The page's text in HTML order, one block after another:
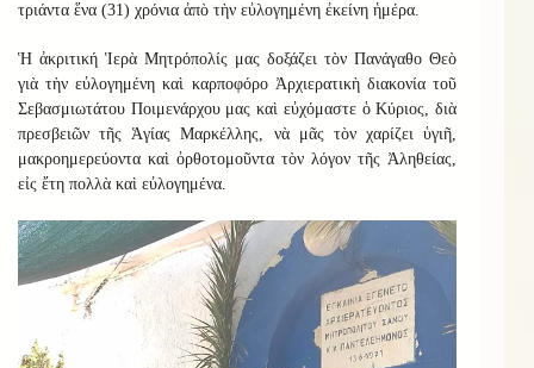
τριάντα ἕνα (31) χρόνια ἀπὸ τὴν εὐλογημένη ἐκείνη ἡμέρα.
Ἡ ἀκριτική Ἱερὰ Μητρόπολίς μας δοξάζει τὸν Πανάγαθο Θεὸ
γιὰ τὴν εὐλογημένη καὶ καρποφόρο Ἀρχιερατικὴ διακονία τοῦ
Σεβασμιωτάτου Ποιμενάρχου μας καὶ εὐχόμαστε ὁ Κύριος, διὰ
πρεσβειῶν τῆς Ἁγίας Μαρκέλλης, νὰ μᾶς τὸν χαρίζει ὑγιῆ,
μακροημερεύοντα καὶ ὀρθοτομοῦντα τὸν λόγον τῆς Ἀληθείας,
εἰς ἔτη πολλὰ καὶ εὐλογημένα.